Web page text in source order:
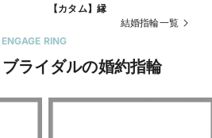
【カタム】縁
結婚指輪一覧
ENGAGE RING
ライダルの婚約指輪